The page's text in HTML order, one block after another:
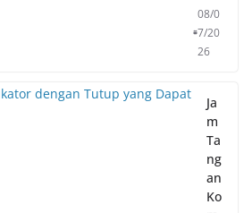
08/0
7/20
26
Ja
m
Ta
ng
an
Ko